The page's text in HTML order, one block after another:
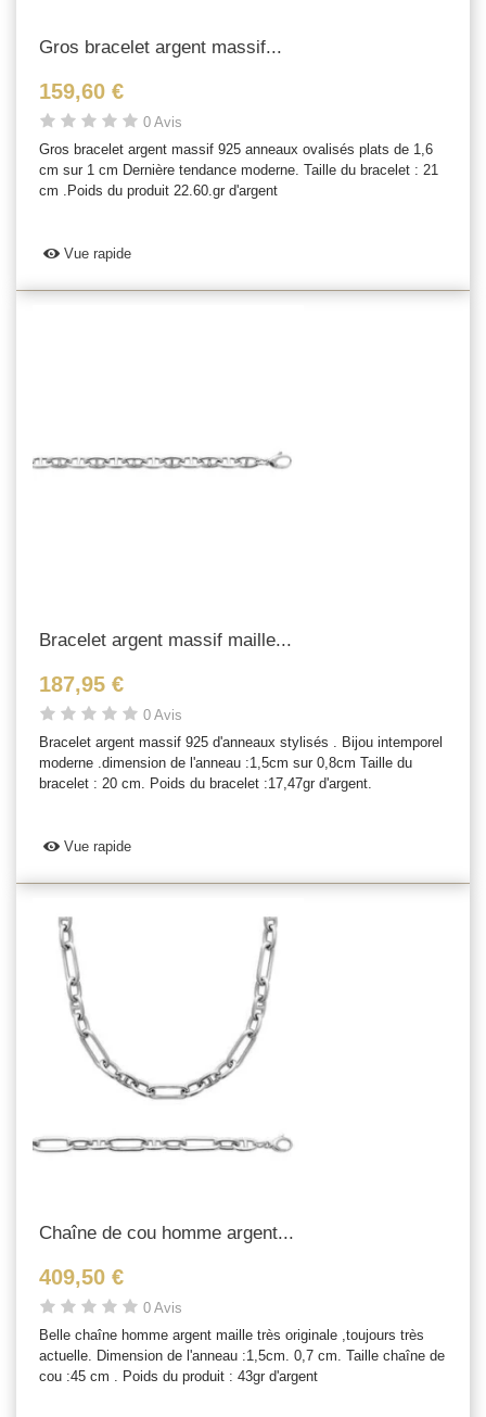
Gros bracelet argent massif...
159,60 €
0 Avis
Gros bracelet argent massif 925 anneaux ovalisés plats de 1,6
cm sur 1 cm Dernière tendance moderne. Taille du bracelet : 21
cm .Poids du produit 22.60.gr d'argent
Vue rapide
Bracelet argent massif maille...
187,95 €
0 Avis
Bracelet argent massif 925 d'anneaux stylisés . Bijou intemporel
moderne .dimension de l'anneau :1,5cm sur 0,8cm Taille du
bracelet : 20 cm. Poids du bracelet :17,47gr d'argent.
Vue rapide
Chaîne de cou homme argent...
409,50 €
0 Avis
Belle chaîne homme argent maille très originale ,toujours très
actuelle. Dimension de l'anneau :1,5cm. 0,7 cm. Taille chaîne de
cou :45 cm . Poids du produit : 43gr d'argent